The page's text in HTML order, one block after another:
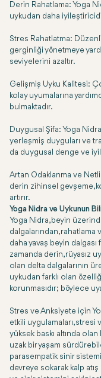
Derin Rahatlama: Yoga
uykudan daha
Stres Rahatlatma:
gerginliği yönetmeye
seviyelerini azaltır.
Gelişmiş Uyku Kalitesi:
kolay uyumalarına
bulmaktadır.
Duygusal Şifa: Yoga
yerleşmiş duyguları ve
da duygusal denge ve
Artan Odaklanma ve
derin zihinsel gevşeme,
artırır.
Yoga Nidra ve Uykunun
Yoga Nidra, beyin
dalgalarından, rahatlama
daha yavaş beyin dalgası
zamanda derin, rüyasız
olan delta dalgalarının
uykudan farklı olan
korunmasıdır; böylece
Stres ve Anksiyete için
etkili uygulamaları, stresi
yüksek baskı altında olan
uzak bir yaşam
parasempatik sinir
devreye sokarak kalp atış